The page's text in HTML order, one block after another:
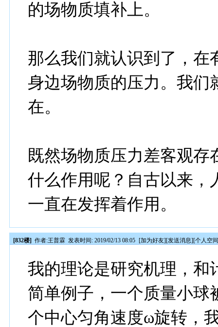
的场物质填补上。
那么我们就认识到了，在
身边场物质的压力。我们
在。
既然场物质压力差客观
什么作用呢？自古以来，
一直在发挥着作用。
[832楼] 作者:王普霖 发表时间: 2019/02/13 08:05 [加为好友][发送消息][个人空
我的理论是研究机理，和
简单例子，一个质量小球
个中心匀角速度ω旋转，